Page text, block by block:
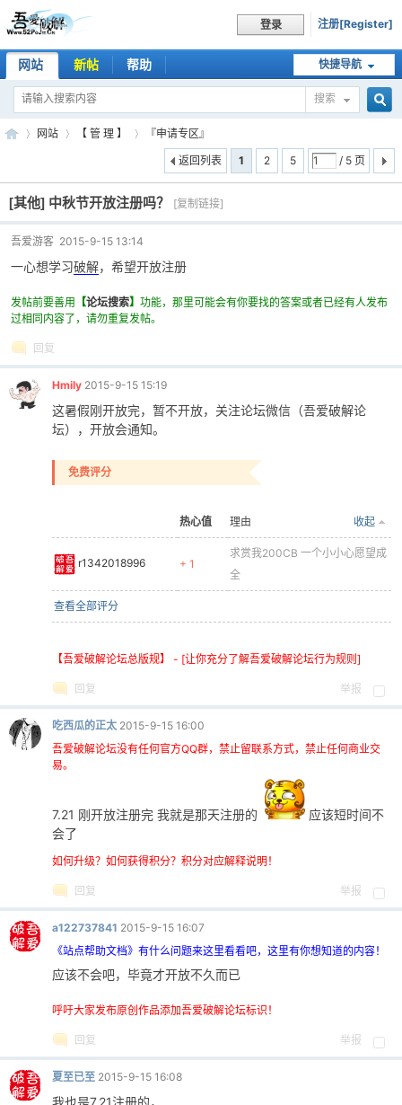
登录 注册[Register]
快捷导航
网站 新帖 帮助
搜索
吾
爱
解
»
网站
›
【 管 理 】
›
『申请专区』
1
2 5 / 5 页
返回列表
[其他] 中秋节开放注册吗？ [复制链接]
吾爱游客 2015-9-15 13:14
一心想学习破解，希望开放注册
发帖前要善用 【论坛搜索】 功能，那里可能会有你要找的答案或者已经有人发布
过相同内容了，请勿重复发帖。
回复
Hmily 2015-9-15 15:19
这暑假刚开放完，暂不开放，关注论坛微信（吾爱破解论
坛），开放会通知。
免费评分
热心值 收起
理由
r1342018996 + 1
求赏我200CB 一个小小心愿望成
全
查看全部评分
【吾爱破解论坛总版规】 - [让你充分了解吾爱破解论坛行为规则]
回复 举报
吃西瓜的正太 2015-9-15 16:00
吾爱破解论坛没有任何官方QQ群，禁止留联系方式，禁止任何商业交
易。
7.21 刚开放注册完 我就是那天注册的
应该短时间不
会了
如何升级？如何获得积分？积分对应解释说明！
回复 举报
a122737841 2015-9-15 16:07
《站点帮助文档》有什么问题来这里看看吧，这里有你想知道的内容！
应该不会吧，毕竟才开放不久而已
呼吁大家发布原创作品添加吾爱破解论坛标识！
回复 举报
夏至已至 2015-9-15 16:08
我也是7.21注册的，